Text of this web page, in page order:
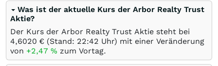
Was ist der aktuelle Kurs der Arbor Realty Trust
Aktie?
Der Kurs der Arbor Realty Trust Aktie steht bei
4,6020 € (Stand: 22:42 Uhr) mit einer Veränderung
von +2,47 % zum Vortag.